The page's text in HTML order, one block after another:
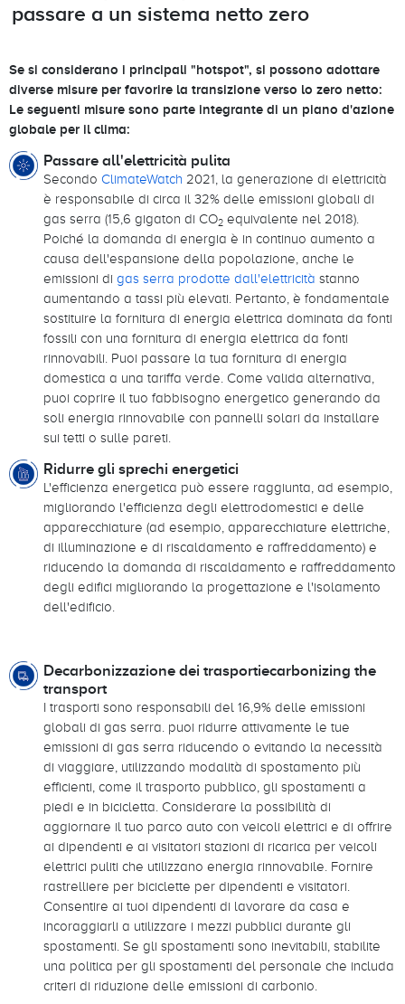
passare a un sistema netto zero
Se si considerano i principali "hotspot", si possono adottare
diverse misure per favorire la transizione verso lo zero netto:
Le seguenti misure sono parte integrante di un piano d'azione
globale per il clima:
Passare all'elettricità pulita
Secondo ClimateWatch 2021, la generazione di elettricità
è responsabile di circa il 32% delle emissioni globali di
gas serra (15,6 gigaton di CO2 equivalente nel 2018).
Poiché la domanda di energia è in continuo aumento a
causa dell'espansione della popolazione, anche le
emissioni di gas serra prodotte dall'elettricità stanno
aumentando a tassi più elevati. Pertanto, è fondamentale
sostituire la fornitura di energia elettrica dominata da fonti
fossili con una fornitura di energia elettrica da fonti
rinnovabili. Puoi passare la tua fornitura di energia
domestica a una tariffa verde. Come valida alternativa,
puoi coprire il tuo fabbisogno energetico generando da
soli energia rinnovabile con pannelli solari da installare
sui tetti o sulle pareti.
Ridurre gli sprechi energetici
L'efficienza energetica può essere raggiunta, ad esempio,
migliorando l'efficienza degli elettrodomestici e delle
apparecchiature (ad esempio, apparecchiature elettriche,
di illuminazione e di riscaldamento e raffreddamento) e
riducendo la domanda di riscaldamento e raffreddamento
degli edifici migliorando la progettazione e l'isolamento
dell'edificio.
Decarbonizzazione dei trasportiecarbonizing the
transport
I trasporti sono responsabili del 16,9% delle emissioni
globali di gas serra. puoi ridurre attivamente le tue
emissioni di gas serra riducendo o evitando la necessità
di viaggiare, utilizzando modalità di spostamento più
efficienti, come il trasporto pubblico, gli spostamenti a
piedi e in bicicletta. Considerare la possibilità di
aggiornare il tuo parco auto con veicoli elettrici e di offrire
ai dipendenti e ai visitatori stazioni di ricarica per veicoli
elettrici puliti che utilizzano energia rinnovabile. Fornire
rastrelliere per biciclette per dipendenti e visitatori.
Consentire ai tuoi dipendenti di lavorare da casa e
incoraggiarli a utilizzare i mezzi pubblici durante gli
spostamenti. Se gli spostamenti sono inevitabili, stabilite
una politica per gli spostamenti del personale che includa
criteri di riduzione delle emissioni di carbonio.